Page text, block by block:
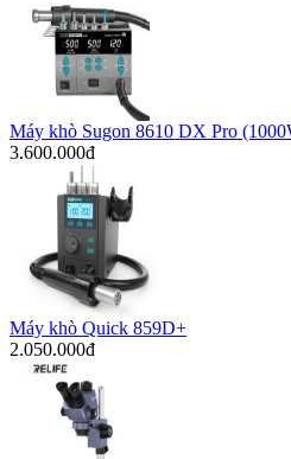
Máy khò Sugon 8610 DX Pro
3.600.000đ
Máy khò Quick 859D+
2.050.000đ